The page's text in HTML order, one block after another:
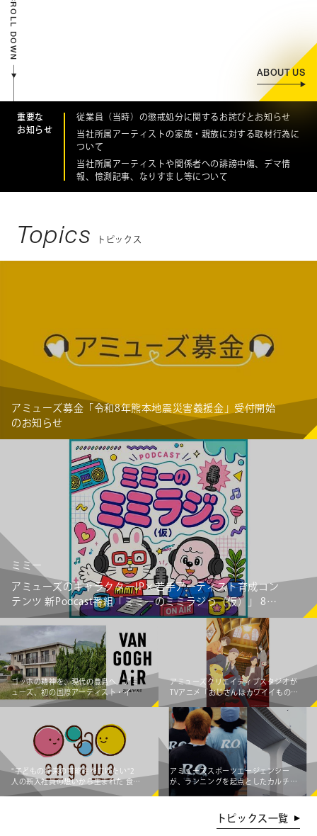
SCROLL DOWN
ABOUT US
重要な
お知らせ
従業員（当時）の懲戒処分に関するお詫びとお知らせ
当社所属アーティストの家族・親族に対する取材行為に
ついて
当社所属アーティストや関係者への誹謗中傷、デマ情
報、憶測記事、なりすまし等について
Topics トピックス
アミューズ募金「令和8年熊本地震災害義援金」受付開始
のお知らせ
ミミー
アミューズのキャラクターIP×若手アーティスト育成コン
テンツ 新Podcast番組「ミミーのミミラジっ（仮）」 8月
6日（木）より配信スタート！
ゴッホの精神を、現代の豊島へ。アミ
ューズ、初の国際アーティスト・イ
ン・レジデンス「Van Gogh AiR -
手アーティスト3組が豊島の暮らしと
交差し、新たな価値を創造する～
アミューズクリエイティブスタジオが
TVアニメ「おじさんはカワイイものが
お好き。」をプロデュース
"子どもの将来の可能性を広げたい"2
人の新入社員の想いから生まれた 食事
×エンタメ体験支援企画「engawa 夏
アミューズスポーツエージェンシー
が、ランニングを起点としたカルチャ
ークリエイティブプロダクショ
トピックス一覧